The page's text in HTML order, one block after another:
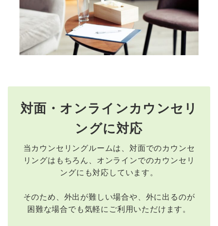
対面・オンラインカウンセリ
ングに対応
当カウンセリングルームは、対面でのカウンセ
リングはもちろん、オンラインでのカウンセリ
ングにも対応しています。
そのため、外出が難しい場合や、外に出るのが
困難な場合でも気軽にご利用いただけます。